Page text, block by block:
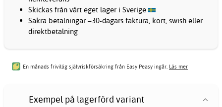
Skickas från vårt eget lager i Sverige
Säkra betalningar –30-dagars faktura, kort, swish eller
direktbetalning
En månads frivillig självriskförsäkring från Easy Peasy ingår. Läs mer
Exempel på lagerförd variant